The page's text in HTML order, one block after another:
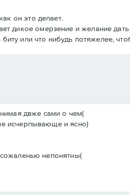
он это делает.
дикое омерзение и желание
или что нибудь потяжелее,
двже сами о чем(
исчерпывающе и ясно)
непонятны(